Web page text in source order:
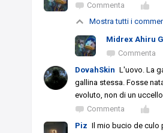
Commenta
Mostra tutti i
Midrex Ahiru
Commenta
DovahSkin L'uovo. La
gallina stessa. Fosse
evoluto, non di un
Commenta
Piz Il mio bucio de culo